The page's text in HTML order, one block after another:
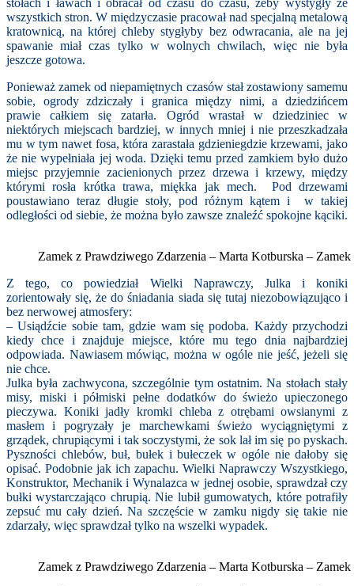
stołach i ławach i obracał od czasu do czasu, żeby wystygły ze
wszystkich stron. W międzyczasie pracował nad specjalną metalową
kratownicą, na której chleby stygłyby bez odwracania, ale na jej
spawanie miał czas tylko w wolnych chwilach, więc nie była
jeszcze gotowa.
Ponieważ zamek od niepamiętnych czasów stał zostawiony samemu
sobie, ogrody zdziczały i granica między nimi, a dziedzińcem
prawie całkiem się zatarła. Ogród wrastał w dziedziniec w
niektórych miejscach bardziej, w innych mniej i nie przeszkadzała
mu w tym nawet fosa, która zarastała gdzieniegdzie krzewami, jako
że nie wypełniała jej woda. Dzięki temu przed zamkiem było dużo
miejsc przyjemnie zacienionych przez drzewa i krzewy, między
którymi rosła krótka trawa, miękka jak mech. Pod drzewami
poustawiano teraz długie stoły, pod różnym kątem i w takiej
odległości od siebie, że można było zawsze znaleźć spokojne kąciki.
Zamek z Prawdziwego Zdarzenia – Marta Kotburska –
Z tego, co powiedział Wielki Naprawczy, Julka i koniki
zorientowały się, że do śniadania siada się tutaj niezobowiązująco i
bez nerwowej atmosfery:
– Usiądźcie sobie tam, gdzie wam się podoba. Każdy przychodzi
kiedy chce i znajduje miejsce, które mu tego dnia najbardziej
odpowiada. Nawiasem mówiąc, można w ogóle nie jeść, jeżeli się
nie chce.
Julka była zachwycona, szczególnie tym ostatnim. Na stołach stały
misy, miski i półmiski pełne dodatków do świeżo upieczonego
pieczywa. Koniki jadły kromki chleba z otrębami owsianymi z
masłem i pogryzały je marchewkami świeżo wyciągniętymi z
grządek, chrupiącymi i tak soczystymi, że sok lał im się po pyskach.
Pyszności chlebów, buł, bułek i bułeczek w ogóle nie dałoby się
opisać. Podobnie jak ich zapachu. Wielki Naprawczy Wszystkiego,
Konstruktor, Mechanik i Wynalazca w jednej osobie, sprawdzał czy
bułki wystarczająco chrupią. Nie lubił gumowatych, które potrafiły
zepsuć mu cały dzień. Na szczęście w zamku nigdy się takie nie
zdarzały, więc sprawdzał tylko na wszelki wypadek.
Zamek z Prawdziwego Zdarzenia – Marta Kotburska –